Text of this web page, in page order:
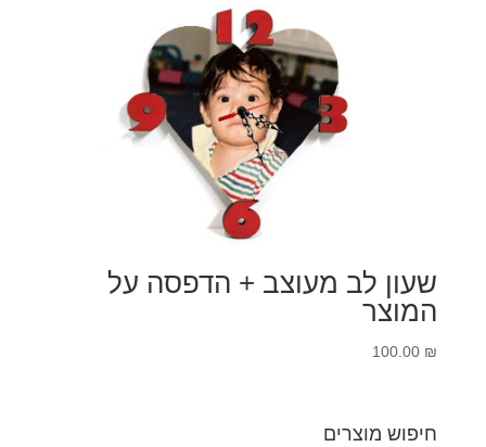
שעון לב מעוצב + הדפסה על
המוצר
100.00 ₪
חיפוש מוצרים